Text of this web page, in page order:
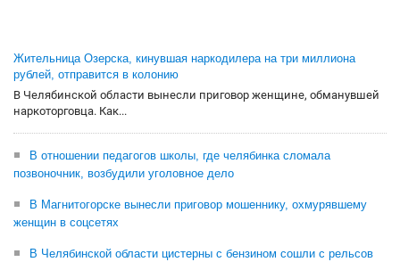
Жительница Озерска, кинувшая наркодилера на три миллиона
рублей, отправится в колонию
В Челябинской области вынесли приговор женщине, обманувшей
наркоторговца. Как...
В отношении педагогов школы, где челябинка сломала
позвоночник, возбудили уголовное дело
В Магнитогорске вынесли приговор мошеннику, охмурявшему
женщин в соцсетях
В Челябинской области цистерны с бензином сошли с рельсов